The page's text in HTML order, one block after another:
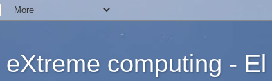
eXtreme computing -